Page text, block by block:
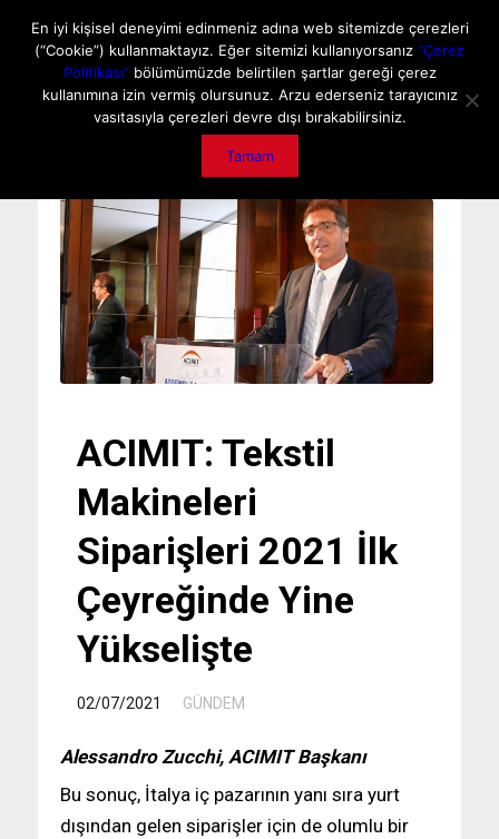
GİZLİLİK POLİTİKASI İLETİŞİM ÖNEMLİ DUYURU
ACIMIT: Tekstil
Makineleri
Siparişleri 2021 İlk
Çeyreğinde Yine
Yükselişte
02/07/2021 GÜNDEM
Alessandro Zucchi, ACIMIT Başkanı
Bu sonuç, İtalya iç pazarının yanı sıra yurt
dışından gelen siparişler için de olumlu bir
En iyi kişisel deneyimi edinmeniz adına web sitemizde çerezleri
(“Cookie”) kullanmaktayız. Eğer sitemizi kullanıyorsanız “Çerez
Politikası”bölümümüzde belirtilen şartlar gereği çerez
kullanımına izin vermiş olursunuz. Arzu ederseniz tarayıcınız
vasıtasıyla çerezleri devre dışı bırakabilirsiniz.
Tamam